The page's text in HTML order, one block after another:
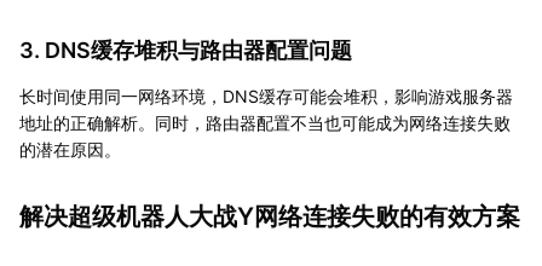
3. DNS缓存堆积与路由器配置问题
长时间使用同一网络环境，DNS缓存可能会堆积，影响游戏服务器
地址的正确解析。同时，路由器配置不当也可能成为网络连接失败
的潜在原因。
解决超级机器人大战Y网络连接失败的有效方案